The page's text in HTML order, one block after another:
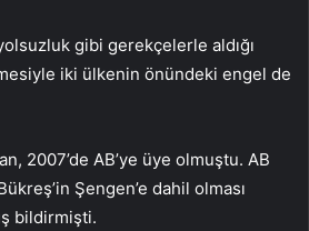
gibi gerekçelerle aldığı
iki ülkenin önündeki engel de
2007’de AB’ye üye olmuştu. AB
Şengen’e dahil olması
bildirmişti.